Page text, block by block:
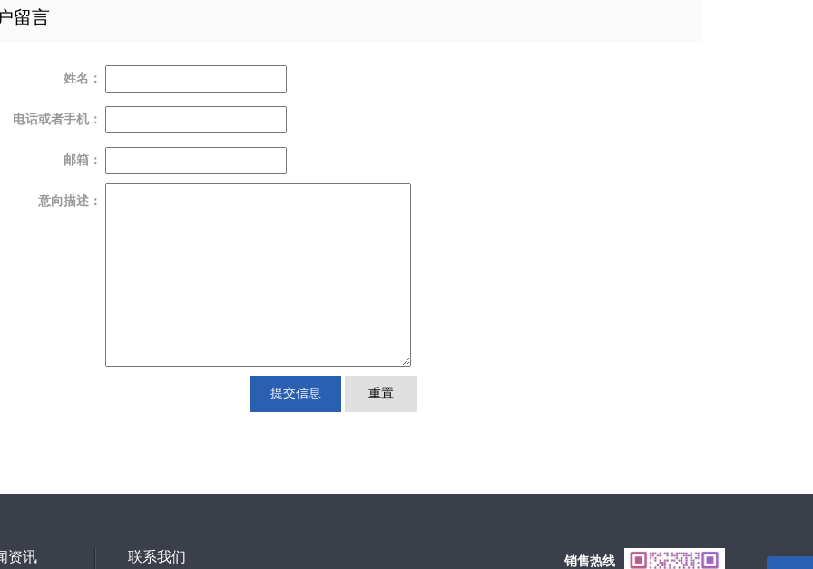
留言
姓名：
电话或者手机：
邮箱：
意向描述：
提交信息 重置
资讯 联系我们 销售热线